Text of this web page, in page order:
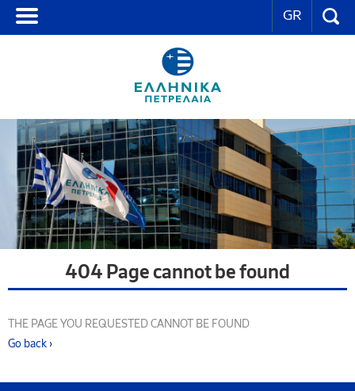
GR
404 Page cannot be found
THE PAGE YOU REQUESTED CANNOT BE FOUND
Go back ›